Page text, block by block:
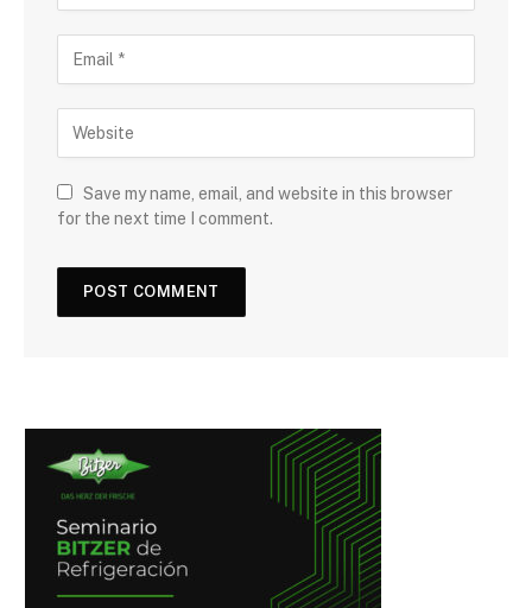
Save my name, email, and website in this browser
for the next time I comment.